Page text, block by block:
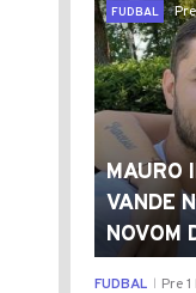
FUDBAL
MAURO
VANDE
NOVOM
FUDBAL Pre 1